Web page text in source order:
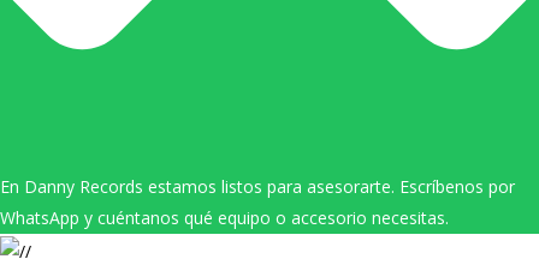
En Danny Records estamos listos para asesorarte. Escríbenos por
WhatsApp y cuéntanos qué equipo o accesorio necesitas.